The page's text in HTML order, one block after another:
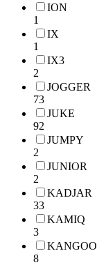
ION
1
IX
1
IX3
2
JOGGER
73
JUKE
92
JUMPY
2
JUNIOR
2
KADJAR
33
KAMIQ
3
KANGOO
8